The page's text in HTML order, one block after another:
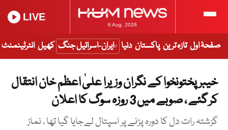
6 Aug, 2026
LIVE
صفحۂ اول تازہ ترین پاکستان دنیا ایران-اسرائیل جنگ کھیل انٹرٹینمنٹ
خیبر پختونخوا کے نگران وزیرا علیٰ اعظم خان انتقال
کر گئے ، صوبے میں 3 روزہ سوگ کا اعلان
گزشتہ رات دل کا دورہ پڑنے پر اسپتال لےجایا گیا تھا ، نماز